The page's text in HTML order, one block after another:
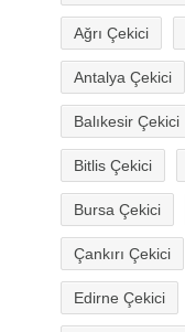
Ağrı Çekici
Antalya Çekici
Balıkesir Çekici
Bitlis Çekici
Bursa Çekici
Çankırı Çekici
Edirne Çekici